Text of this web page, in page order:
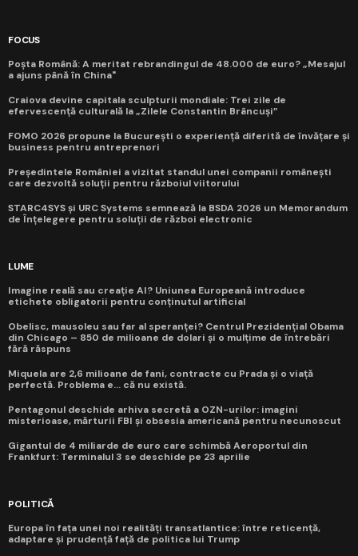
FOCUS
Poșta Română: A meritat rebrandingul de 48.000 de euro? „Mesajul
a ajuns până în China"
Craiova devine capitala sculpturii mondiale: Trei zile de
efervescență culturală la „Zilele Constantin Brâncuși”
FOMO 2026 propune la București o experiență diferită de învățare și
business pentru antreprenori
Președintele României a vizitat standul unei companii românești
care dezvoltă soluții pentru războiul viitorului
STARC4SYS și URC Systems semnează la BSDA 2026 un Memorandum
de Înțelegere pentru soluții de război electronic
LUME
Imagine reală sau creație AI? Uniunea Europeană introduce
etichete obligatorii pentru conținutul artificial
Obelisc, mausoleu sau far al speranței? Centrul Prezidențial Obama
din Chicago – 850 de milioane de dolari și o mulțime de întrebări
fără răspuns
Miquela are 2,6 milioane de fani, contracte cu Prada și o viață
perfectă. Problema e... că nu există.
Pentagonul deschide arhiva secretă a OZN-urilor: imagini
misterioase, mărturii FBI și obsesia americană pentru necunoscut
Gigantul de 4 miliarde de euro care schimbă Aeroportul din
Frankfurt: Terminalul 3 se deschide pe 23 aprilie
POLITICĂ
Europa în fața unei noi realități transatlantice: între reticență,
adaptare și prudență față de politica lui Trump